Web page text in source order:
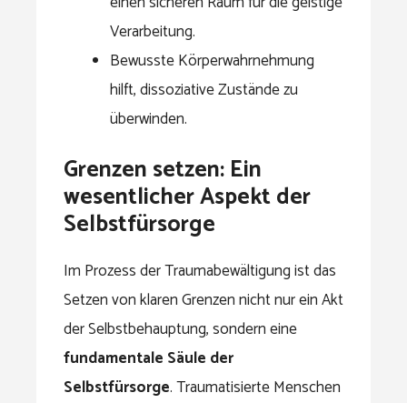
Verarbeitung.
Bewusste Körperwahrnehmung
hilft, dissoziative Zustände zu
überwinden.
Grenzen setzen: Ein
wesentlicher Aspekt der
Selbstfürsorge
Im Prozess der Traumabewältigung ist das
Setzen von klaren Grenzen nicht nur ein Akt
der Selbstbehauptung, sondern eine
fundamentale Säule der
Selbstfürsorge. Traumatisierte Menschen